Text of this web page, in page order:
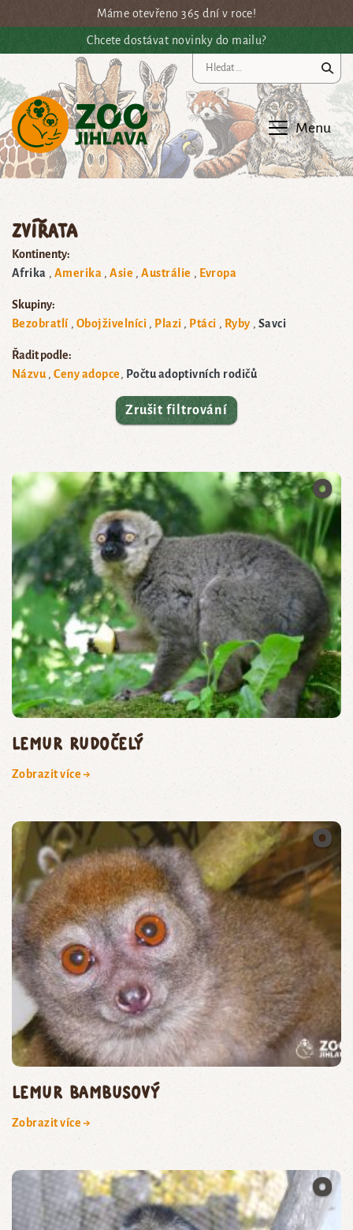
Přejít na hlavní obsahMáme otevřeno 365 dní v roce!
Chcete dostávat novinky do mailu?
Menu
Zvířata
Kontinenty:
Afrika
Amerika Asie Austrálie Evropa
Skupiny:
Bezobratlí
Obojživelníci Plazi Ptáci Ryby Savci
Řadit podle:
Názvu
Ceny adopce Počtu adoptivních rodičů
Zrušit filtrování
lemur rudočelý
Zobrazit více →
lemur bambusový
Zobrazit více →